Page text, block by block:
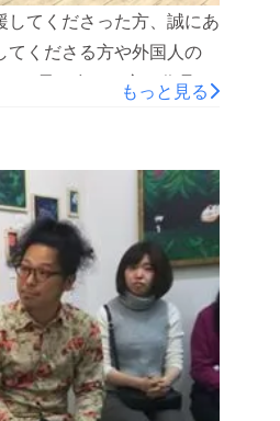
てくださった方、誠にあ
てくださる方や外国人の
で最も多くの方に作品を
』霜焼きトマト『青い
『気配』三ツ井優香『顔
たりー・ばらんす』木村
には』 橋本佐枝子『煙
三色団子を添えて』田中
し猫は死なないものとす
して、次回第６回霜焼組
くこと」です。今後とも
た方でどの作家に決めて
しくお願い致します。
もっと見る